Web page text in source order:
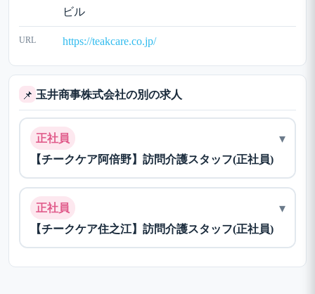
ビル
URL https://teakcare.co.jp/
📌 玉井商事株式会社の別の求人
正社員
【チークケア阿倍野】訪問介護スタッフ(正社員)
▾
正社員
【チークケア住之江】訪問介護スタッフ(正社員)
▾